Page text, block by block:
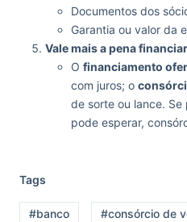
Documentos dos
Garantia ou valor da
Vale mais a pena
O financiamento
com juros; o
de sorte ou lance.
pode esperar,
Tags
#banco #consórcio de